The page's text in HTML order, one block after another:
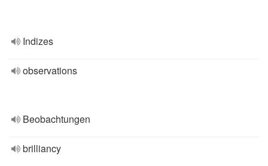
Indizes
observations
Beobachtungen
brilliancy